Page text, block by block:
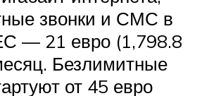
звонки и СМС в
— 21 евро (1,798.8
Безлимитные
от 45 евро